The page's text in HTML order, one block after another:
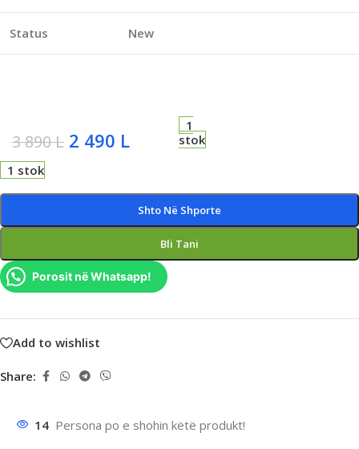
Status New
3 890L 2 490 L
1
stok
1 stok
Shto Në Shporte
Bli Tani
Porosit në Whatsapp!
Add to wishlist
Share:
14 Persona po e shohin këtë produkt!